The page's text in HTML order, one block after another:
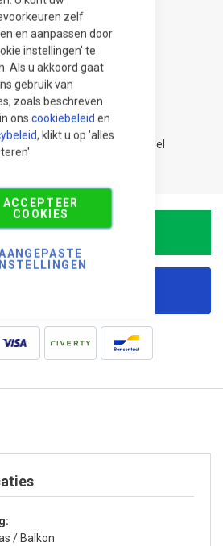
zelf
en aanpassen door
instellingen' te
Als u akkoord gaat
gebruik van
zoals beschreven
ons cookiebeleid en
, klikt u op 'alles
ACCEPTEER
COOKIES
5% snijverlies
meer te bestellen om eventueel
In Winkelwagen
/ Balkon